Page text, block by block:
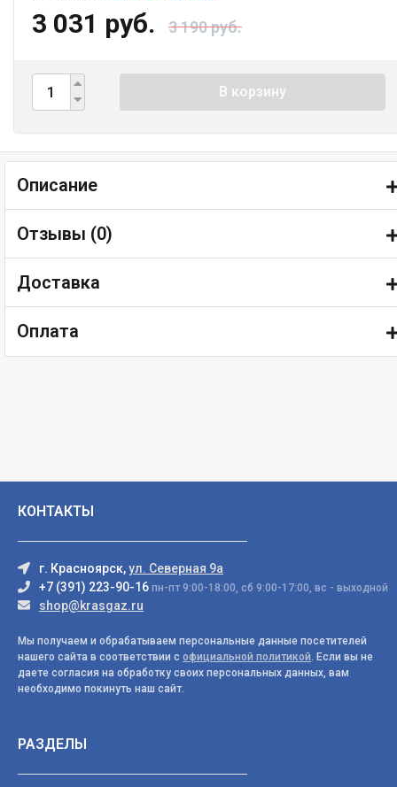
3 031 руб. 3 190 руб.
В корзину
Описание
Отзывы (0)
Доставка
Оплата
КОНТАКТЫ
г. Красноярск,ул. Северная 9а
+7 (391) 223-90-16 пн-пт 9:00-18:00, сб 9:00-17:00, вс - выходной
shop@krasgaz.ru
Мы получаем и обрабатываем персональные данные посетителей
нашего сайта в соответствии с официальной политикой. Если вы не
даете согласия на обработку своих персональных данных, вам
необходимо покинуть наш сайт.
РАЗДЕЛЫ